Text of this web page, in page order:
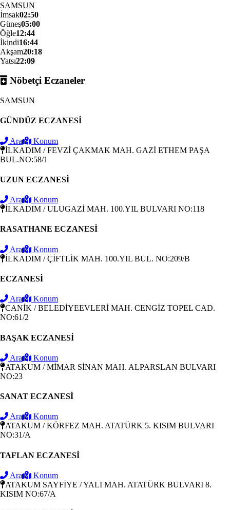
SAMSUN
İmsak02:50
Güneş05:00
Öğle12:44
İkindi16:44
Akşam20:18
Yatsı22:09
Nöbetçi Eczaneler
SAMSUN
GÜNDÜZ ECZANESİ
Ara
Konum
İLKADIM / FEVZİ ÇAKMAK MAH. GAZİ ETHEM PAŞA
BUL.NO:58/1
UZUN ECZANESİ
Ara
Konum
İLKADIM / ULUGAZİ MAH. 100.YIL BULVARI NO:118
RASATHANE ECZANESİ
Ara
Konum
İLKADIM / ÇİFTLİK MAH. 100.YIL BUL. NO:209/B
ECZANESİ
Ara
Konum
CANİK / BELEDİYEEVLERİ MAH. CENGİZ TOPEL CAD.
NO:61/2
BAŞAK ECZANESİ
Ara
Konum
ATAKUM / MİMAR SİNAN MAH. ALPARSLAN BULVARI
NO:23
SANAT ECZANESİ
Ara
Konum
ATAKUM / KÖRFEZ MAH. ATATÜRK 5. KISIM BULVARI
NO:31/A
TAFLAN ECZANESİ
Ara
Konum
ATAKUM SAYFİYE / YALI MAH. ATATÜRK BULVARI 8.
KISIM NO:67/A